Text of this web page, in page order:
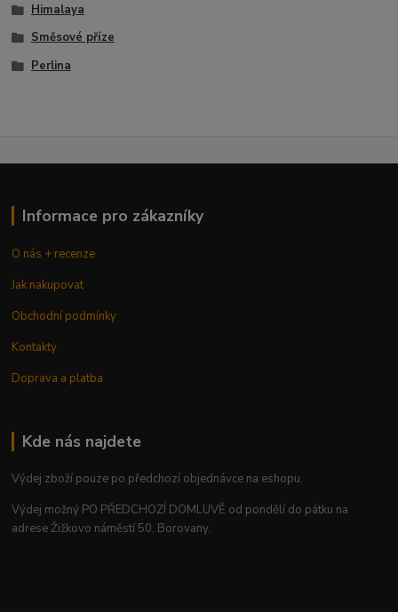
Himalaya
Směsové příze
Perlina
Informace pro zákazníky
O nás + recenze
Jak nakupovat
Obchodní podmínky
Kontakty
Doprava a platba
Kde nás najdete
Výdej zboží pouze po předchozí objednávce na eshopu.
Výdej možný PO PŘEDCHOZÍ DOMLUVĚ od pondělí do pátku na
adrese Žižkovo náměstí 50, Borovany.